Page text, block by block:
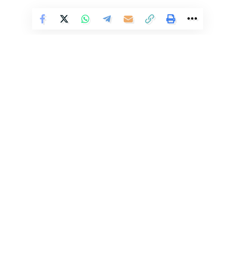
azadî û îstîqrarê ji gelên Bakur û Rojhilatê Sûriyeyê re bûne pira
ewlehiyê.”
Vê Nûçeyê Bixwîne